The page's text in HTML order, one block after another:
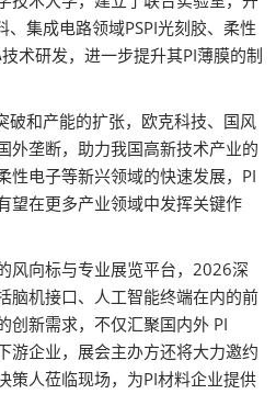
、集成电路领域PSPI光刻胶、柔性
术研发，进一步提升其PI薄膜的制
破和产能的扩张，欧克科技、国风
外垄断，助力我国高新技术产业的
性电子等新兴领域的快速发展，PI
望在更多产业领域中发挥关键作
风向标与专业展览平台，2026深
脑机接口、人工智能终端在内的前
创新需求，不仅汇聚国内外 PI
游企业，展会主办方还将大力邀约
策人莅临现场，为PI材料企业提供